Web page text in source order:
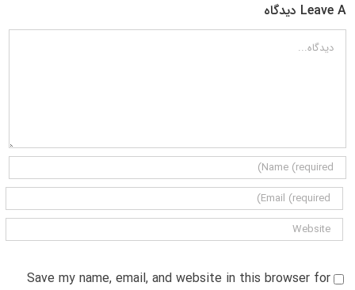
Leave A دیدگاه
دیدگاه
Save my name, email, and website in this browser for